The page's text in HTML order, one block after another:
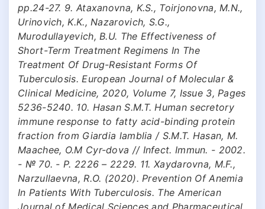
pp.24-27. 9. Ataxanovna, K.S., Toirjonovna, M.N.,
Urinovich, K.K., Nazarovich, S.G.,
Murodullayevich, B.U. The Effectiveness of
Short-Term Treatment Regimens In The
Treatment Of Drug-Resistant Forms Of
Tuberculosis. European Journal of Molecular &
Clinical Medicine, 2020, Volume 7, Issue 3, Pages
5236-5240. 10. Hasan S.M.T. Human secretory
immune response to fatty acid-binding protein
fraction from Giardia lamblia / S.M.T. Hasan, M.
Maachee, O.M Cyr-dova // Infect. Immun. - 2002.
- № 70. - P. 2226 – 2229. 11. Xaydarovna, M.F.,
Narzullaevna, R.O. (2020). Prevention Of Anemia
In Patients With Tuberculosis. The American
Journal of Medical Sciences and Pharmaceutical